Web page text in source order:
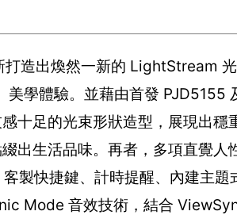
造出煥然一新的 LightStream
學體驗。並藉由首發 PJD5155
十足的光束形狀造型，展現出
出生活品味。再者，多項直覺
製快捷鍵、計時提醒、內建主
Mode 音效技術，結合